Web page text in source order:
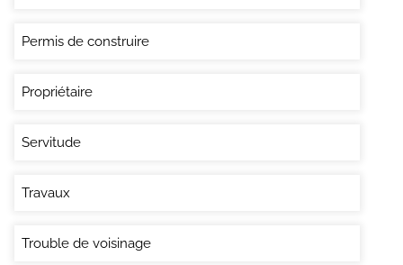
Permis de construire
Propriétaire
Servitude
Travaux
Trouble de voisinage